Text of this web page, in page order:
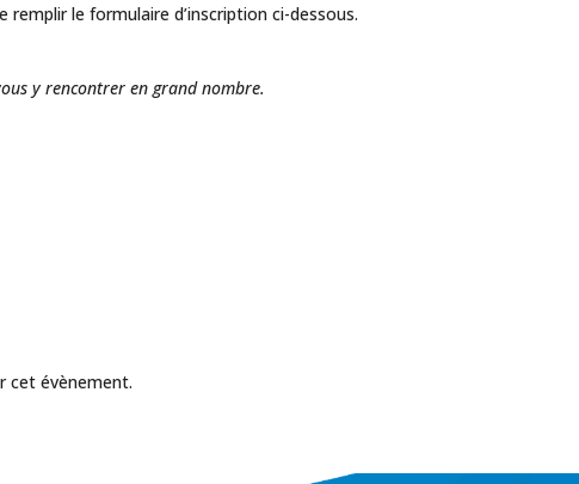
remplir le formulaire d’inscription ci-dessous.
y rencontrer en grand nombre.
cet évènement.